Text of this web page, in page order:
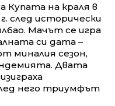
Купата на краля в
след исторически
Мачът се игра
си дата –
миналия сезон,
Двата
него триумфът